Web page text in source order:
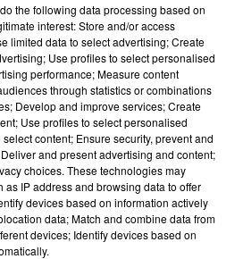
d'herbes, spécialité culinaire
par le Club de foot AS
9 novembre.
15H - Expo-vente de produits
des rues, spectacle avec le
Trees"
- Repas dansant (prix 17 €)
do the following data processing based on
interest: Store and/or access
limited data to select advertising; Create
Use profiles to select personalised
performance; Measure content
through statistics or combinations
Develop and improve services; Create
Use profiles to select personalised
content; Ensure security, prevent and
and present advertising and content;
choices. These technologies may
as IP address and browsing data to offer
devices based on information actively
data; Match and combine data from
devices; Identify devices based on